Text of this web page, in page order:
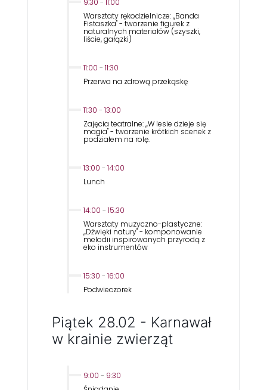
9:30 - 11:00
Warsztaty rękodzielnicze: ,,Banda
Fistaszka'' - tworzenie figurek z
naturalnych materiałów (szyszki,
liście, gałązki)
11:00 - 11:30
Przerwa na zdrową przekąskę
11:30 - 13:00
Zajęcia teatralne: ,,W lesie dzieje się
magia'' - tworzenie krótkich scenek z
podziałem na rolę.
13:00 - 14:00
Lunch
14:00 - 15:30
Warsztaty muzyczno-plastyczne:
,,Dźwięki natury'' - komponowanie
melodii inspirowanych przyrodą z
eko instrumentów
15:30 - 16:00
Podwieczorek
Piątek 28.02 - Karnawał
w krainie zwierząt
9:00 - 9:30